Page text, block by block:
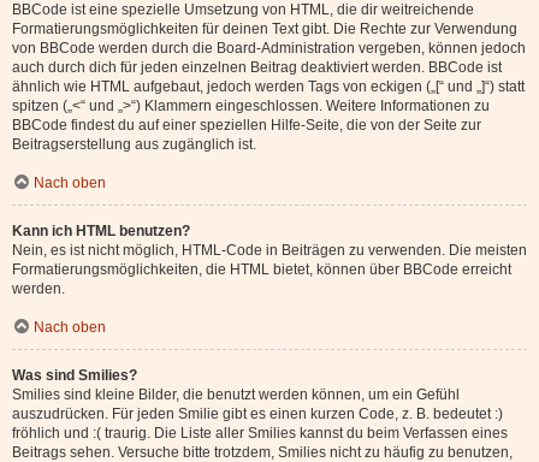
BBCode ist eine spezielle Umsetzung von HTML, die dir weitreichende
Formatierungsmöglichkeiten für deinen Text gibt. Die Rechte zur Verwendung
von BBCode werden durch die Board-Administration vergeben, können jedoch
auch durch dich für jeden einzelnen Beitrag deaktiviert werden. BBCode ist
ähnlich wie HTML aufgebaut, jedoch werden Tags von eckigen („[“ und „]“) statt
spitzen („<“ und „>“) Klammern eingeschlossen. Weitere Informationen zu
BBCode findest du auf einer speziellen Hilfe-Seite, die von der Seite zur
Beitragserstellung aus zugänglich ist.
Nach oben
Kann ich HTML benutzen?
Nein, es ist nicht möglich, HTML-Code in Beiträgen zu verwenden. Die meisten
Formatierungsmöglichkeiten, die HTML bietet, können über BBCode erreicht
werden.
Nach oben
Was sind Smilies?
Smilies sind kleine Bilder, die benutzt werden können, um ein Gefühl
auszudrücken. Für jeden Smilie gibt es einen kurzen Code, z. B. bedeutet :)
fröhlich und :( traurig. Die Liste aller Smilies kannst du beim Verfassen eines
Beitrags sehen. Versuche bitte trotzdem, Smilies nicht zu häufig zu benutzen,